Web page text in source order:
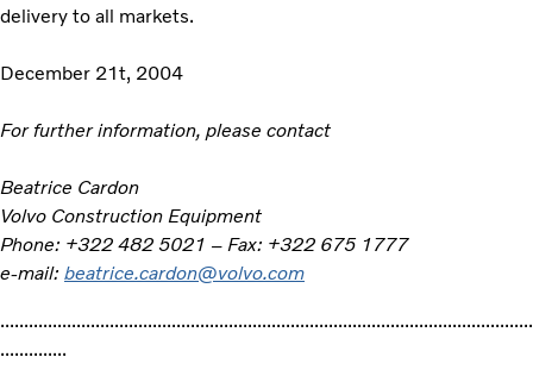
delivery to all markets.
December 21t, 2004
For further information, please contact
Beatrice Cardon
Volvo Construction Equipment
Phone: +322 482 5021 – Fax: +322 675 1777
e-mail: beatrice.cardon@volvo.com
................................................................................................................
..............